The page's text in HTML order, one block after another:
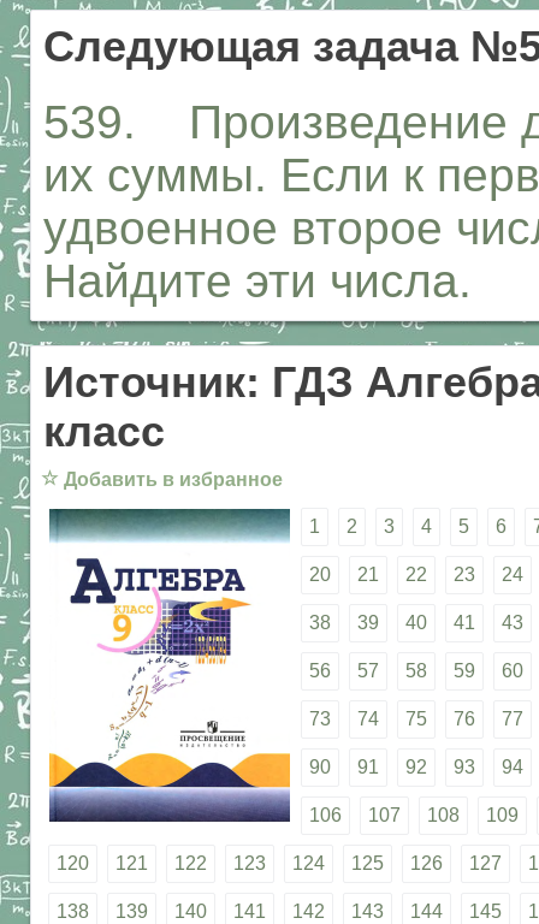
Следующая задача
539. Произведение
их суммы. Если к
удвоенное второе
Найдите эти числа.
Источник: ГДЗ
класс
☆ Добавить в избранное
1 2 3 4 5 6
20 21 22 23 24
38 39 40 41 43
56 57 58 59 60
73 74 75 76 77
90 91 92 93 94
106 107 108 109
120 121 122 123 124 125 126 127
138 139 140 141 142 143 144 145